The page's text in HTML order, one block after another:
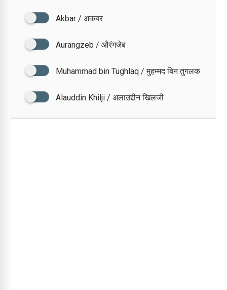
Akbar / अकबर
Aurangzeb / औरंगजेब
Muhammad bin Tughlaq / मुहम्मद बिन तुगलक
Alauddin Khilji / अलाउद्दीन खिलजी